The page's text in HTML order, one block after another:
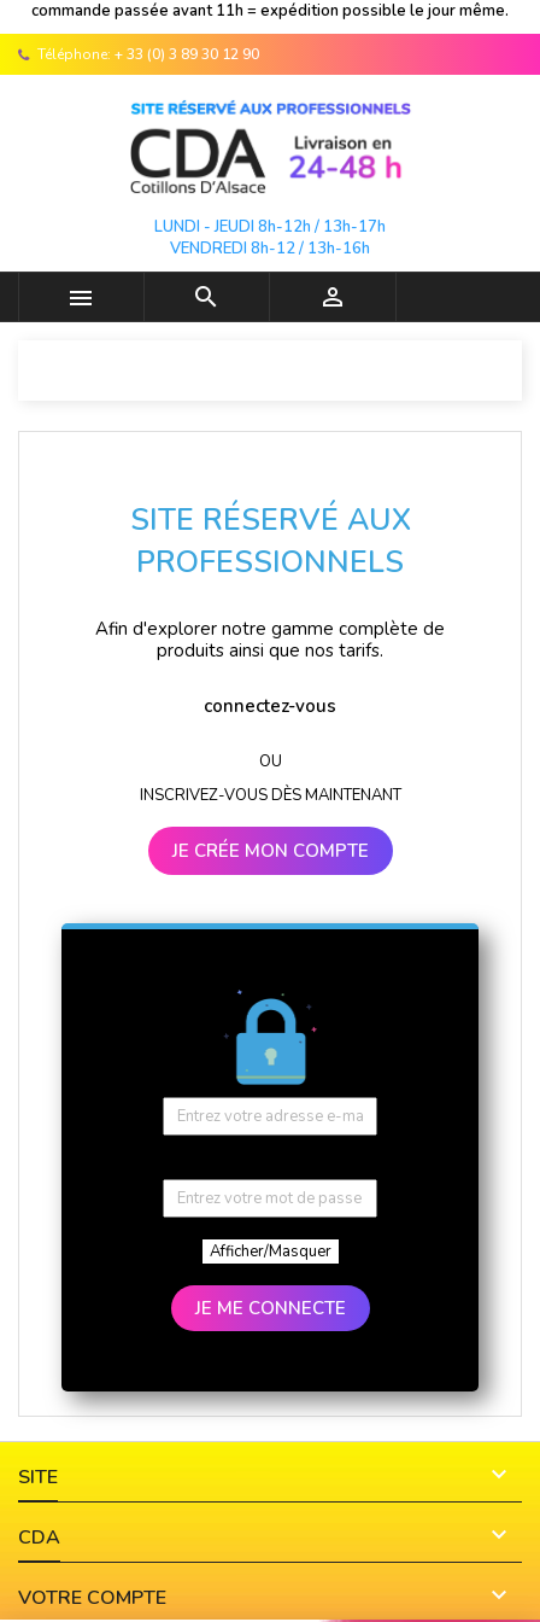
commande passée avant 11h = expédition possible le jour même.
Téléphone: + 33 (0) 3 89 30 12 90
LUNDI - JEUDI 8h-12h / 13h-17h
VENDREDI 8h-12 / 13h-16h
  
SITE RÉSERVÉ AUX
PROFESSIONNELS
Afin d'explorer notre gamme complète de
produits ainsi que nos tarifs.
connectez-vous
OU
INSCRIVEZ-VOUS DÈS MAINTENANT
JE CRÉE MON COMPTE
Afficher/Masquer
JE ME CONNECTE
SITE 
CDA 
VOTRE COMPTE 